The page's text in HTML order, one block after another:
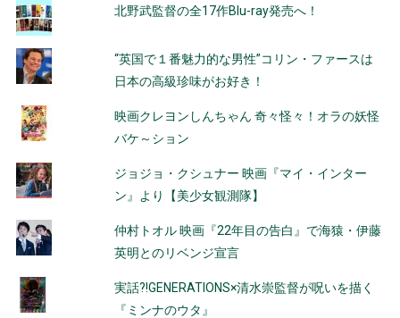
北野武監督の全17作Blu-ray発売へ！
“英国で１番魅力的な男性”コリン・ファースは
日本の高級珍味がお好き！
映画クレヨンしんちゃん 奇々怪々！オラの妖怪
バケ～ション
ジョジョ・クシュナー 映画『マイ・インター
ン』より【美少女観測隊】
仲村トオル 映画『22年目の告白』で海猿・伊藤
英明とのリベンジ宣言
実話?!GENERATIONS×清水崇監督が呪いを描く
『ミンナのウタ』